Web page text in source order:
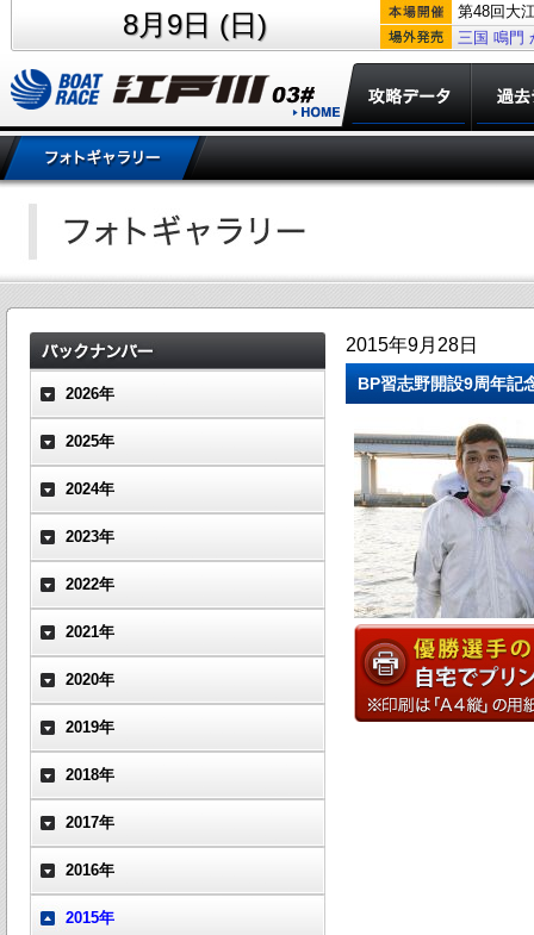
8月9日 (日)
第48回大
三国 鳴門
2026年
2025年
2024年
2023年
2022年
2021年
2020年
2019年
2018年
2017年
2016年
2015年
2015年9月28日
BP習志野開設9周年記